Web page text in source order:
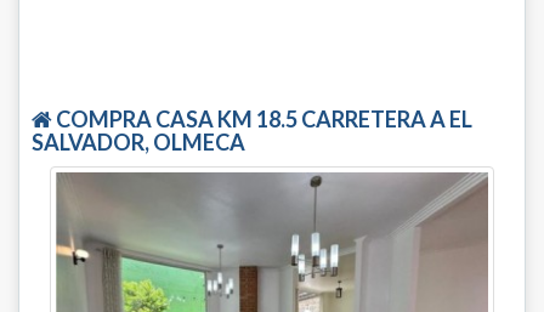
COMPRA CASA KM 18.5 CARRETERA A EL
SALVADOR, OLMECA